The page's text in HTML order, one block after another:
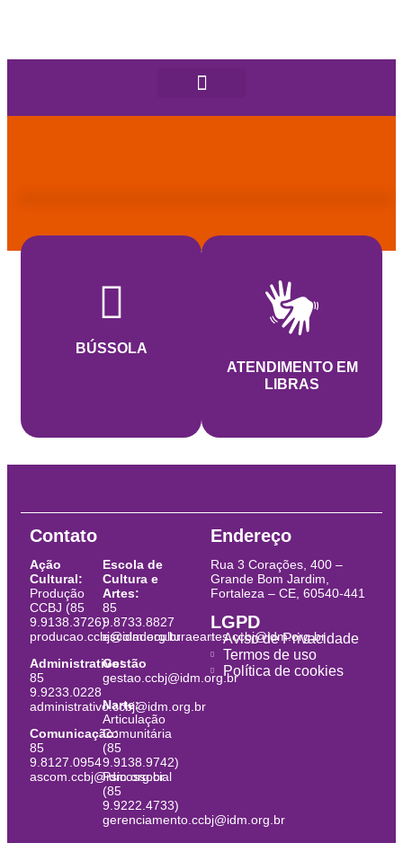
BÚSSOLA
ATENDIMENTO EM
LIBRAS
Contato
Ação
Cultural:
Produção
CCBJ (85
9.9138.3726)
producao.ccbj@idm.org.br
Administrativo:
85
9.9233.0228
administrativo.ccbj@idm.org.br
Comunicação:
85
9.8127.0954
ascom.ccbj@idm.org.br
Escola de
Cultura e
Artes:
85
9.8733.8827
escoladeculturaeartes.ccbj@idm.org.br
Gestão
gestao.ccbj@idm.org.br
Narte:
Articulação
Comunitária
(85
9.9138.9742)
Psicossocial
(85
9.9222.4733)
gerenciamento.ccbj@idm.org.br
Endereço
Rua 3 Corações, 400 –
Grande Bom Jardim,
Fortaleza – CE, 60540-441
LGPD
Aviso de Privacidade
Termos de uso
Política de cookies